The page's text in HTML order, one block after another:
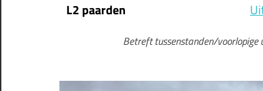
L2 paarden
Betreft tussenstanden/voorlopige